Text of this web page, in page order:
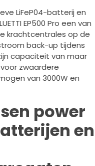
LiFeP04-batterij en
EP500 Pro een van
krachtcentrales op de
back-up tijdens
capaciteit van maar
zwaardere
van 3000W en
power
en